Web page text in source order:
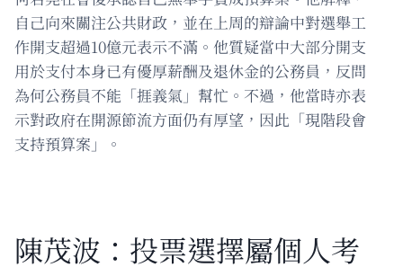
自己向來關注公共財政，並在上周的辯論中對選舉工
作開支超過10億元表示不滿。他質疑當中大部分開支
用於支付本身已有優厚薪酬及退休金的公務員，反問
為何公務員不能「捱義氣」幫忙。不過，他當時亦表
示對政府在開源節流方面仍有厚望，因此「現階段會
支持預算案」。
陳茂波：投票選擇屬個人考